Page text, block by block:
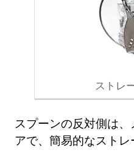
ストレ
スプーンの反対側は
アで、簡易的なストレ